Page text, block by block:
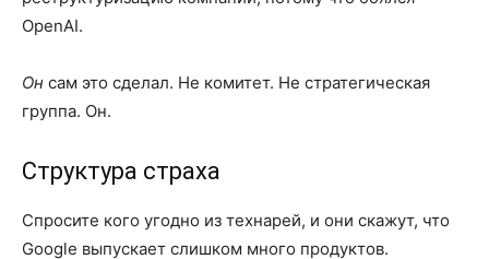
OpenAI.
Он сам это сделал. Не комитет. Не стратегическая
группа. Он.
Структура страха
Спросите кого угодно из технарей, и они скажут, что
Google выпускает слишком много продуктов.